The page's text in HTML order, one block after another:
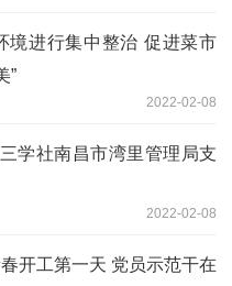
境进行集中整治 促进菜市
”
2022-02-08
学社南昌市湾里管理局支
2022-02-08
开工第一天 党员示范干在